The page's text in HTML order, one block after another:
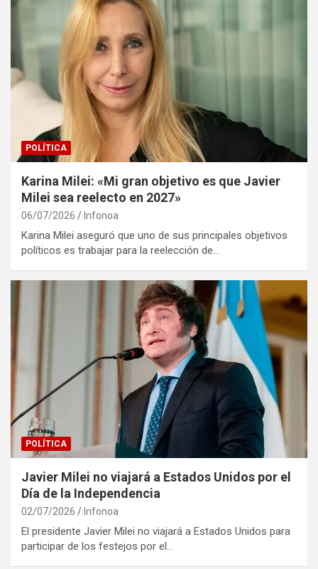
POLÍTICA
Karina Milei: «Mi gran objetivo es que Javier
Milei sea reelecto en 2027»
06/07/2026 Infonoa
Karina Milei aseguró que uno de sus principales objetivos
políticos es trabajar para la reelección de…
POLÍTICA
Javier Milei no viajará a Estados Unidos por el
Día de la Independencia
02/07/2026 Infonoa
El presidente Javier Milei no viajará a Estados Unidos para
participar de los festejos por el…